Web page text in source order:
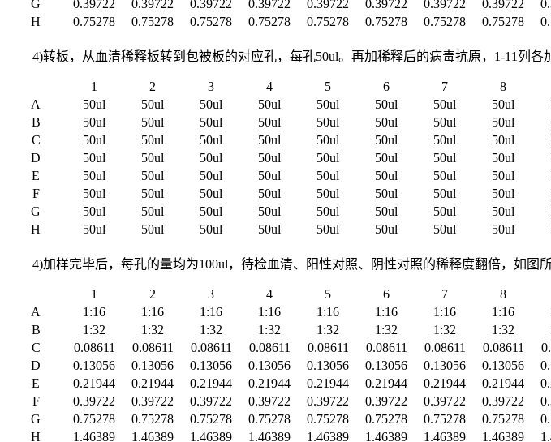
G
0.39722 0.39722 0.39722 0.39722 0.39722 0.39722 0.39722 0.39722
H
0.75278 0.75278 0.75278 0.75278 0.75278 0.75278 0.75278 0.75278
4)转板，从血清稀释板转到包被板的对应孔，每孔50ul。再加稀释后的病毒抗原，1-11列各加
1 2 3 4 5 6 7 8
A
50ul 50ul 50ul 50ul 50ul 50ul 50ul 50ul
B
50ul 50ul 50ul 50ul 50ul 50ul 50ul 50ul
C
50ul 50ul 50ul 50ul 50ul 50ul 50ul 50ul
D
50ul 50ul 50ul 50ul 50ul 50ul 50ul 50ul
E
50ul 50ul 50ul 50ul 50ul 50ul 50ul 50ul
F
50ul 50ul 50ul 50ul 50ul 50ul 50ul 50ul
G
50ul 50ul 50ul 50ul 50ul 50ul 50ul 50ul
H
50ul 50ul 50ul 50ul 50ul 50ul 50ul 50ul
4)加样完毕后，每孔的量均为100ul，待检血清、阳性对照、阴性对照的稀释度翻倍，如图所
1 2 3 4 5 6 7 8
A
1:16 1:16 1:16 1:16 1:16 1:16 1:16 1:16
B
1:32 1:32 1:32 1:32 1:32 1:32 1:32 1:32
C
0.08611 0.08611 0.08611 0.08611 0.08611 0.08611 0.08611 0.08611
D
0.13056 0.13056 0.13056 0.13056 0.13056 0.13056 0.13056 0.13056
E
0.21944 0.21944 0.21944 0.21944 0.21944 0.21944 0.21944 0.21944
F
0.39722 0.39722 0.39722 0.39722 0.39722 0.39722 0.39722 0.39722
G
0.75278 0.75278 0.75278 0.75278 0.75278 0.75278 0.75278 0.75278
H
1.46389 1.46389 1.46389 1.46389 1.46389 1.46389 1.46389 1.46389